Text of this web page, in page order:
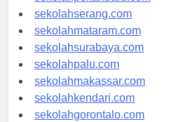
sekolahpekanbaru.com
sekolahserang.com
sekolahmataram.com
sekolahsurabaya.com
sekolahpalu.com
sekolahmakassar.com
sekolahkendari.com